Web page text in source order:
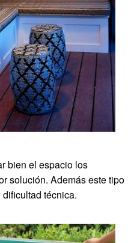
bien el espacio los
solución. Además este tipo
técnica.